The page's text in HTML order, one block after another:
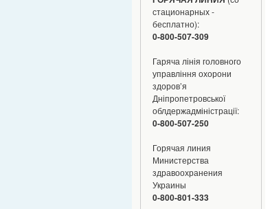
стационарных -
бесплатно):
0-800-507-309
Гаряча лінія головного
управління охорони
здоров’я
Дніпропетровської
облдержадміністрації:
0-800-507-250
Горячая линия
Министерства
здравоохранения
Украины
0-800-801-333